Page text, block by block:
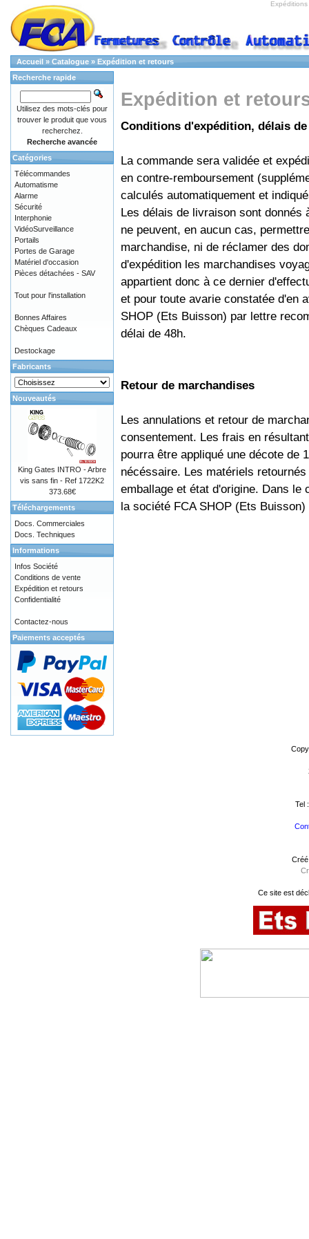
Accueil » Catalogue » Expédition et retours
Expédition et
Conditions d'expédition, délais
La commande sera validée et
en contre-remboursement
calculés automatiquement et
Les délais de livraison sont
ne peuvent, en aucun cas,
marchandise, ni de réclamer des
d'expédition les marchandises
appartient donc à ce dernier
et pour toute avarie constatée d'en
SHOP (Ets Buisson) par lettre
délai de 48h.
Retour de marchandises
Les annulations et retour de
consentement. Les frais en
pourra être appliqué une décote de
nécéssaire. Les matériels
emballage et état d'origine. Dans
la société FCA SHOP (Ets
Recherche rapide
Utilisez des mots-clés pour
trouver le produit que vous
recherchez.
Recherche avancée
Catégories
Télécommandes
Automatisme
Alarme
Sécurité
Interphonie
VidéoSurveillance
Portails
Portes de Garage
Matériel d'occasion
Pièces détachées - SAV
Tout pour l'installation
Bonnes Affaires
Chèques Cadeaux
Destockage
Fabricants
Nouveautés
King Gates INTRO - Arbre
vis sans fin - Ref 1722K2
373.68€
Téléchargements
Docs. Commerciales
Docs. Techniques
Informations
Infos Société
Conditions de vente
Expédition et retours
Confidentialité
Contactez-nous
Paiements acceptés
Tel
Ce site est